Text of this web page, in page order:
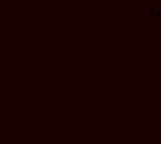
ผู้